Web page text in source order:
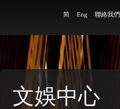
简 Eng 聯絡我們
文娛中心